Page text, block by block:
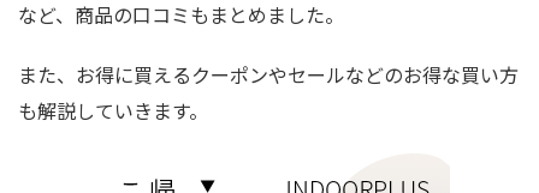
など、商品の口コミもまとめました。
また、お得に買えるクーポンやセールなどのお得な買い方
も解説していきます。